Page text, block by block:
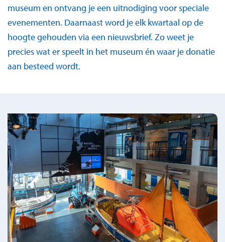
museum en ontvang je een uitnodiging voor speciale
evenementen. Daarnaast word je elk kwartaal op de
hoogte gehouden via een nieuwsbrief. Zo weet je
precies wat er speelt in het museum én waar je donatie
aan besteed wordt.